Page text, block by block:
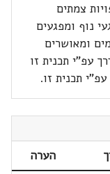
הסתעפויות צמתים
9.מניעת מפגעי נוף ומפגעים
ומאושרים
עפ"י תכנית זו
תכנית זו.
הערה